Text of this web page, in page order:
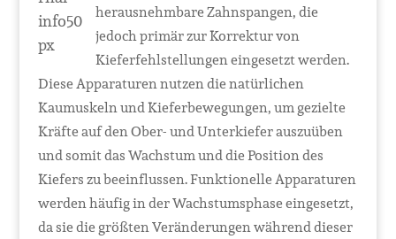
herausnehmbare Zahnspangen, die
jedoch primär zur Korrektur von
Kieferfehlstellungen eingesetzt werden.
Diese Apparaturen nutzen die natürlichen
Kaumuskeln und Kieferbewegungen, um gezielte
Kräfte auf den Ober- und Unterkiefer auszuüben
und somit das Wachstum und die Position des
Kiefers zu beeinflussen. Funktionelle Apparaturen
werden häufig in der Wachstumsphase eingesetzt,
da sie die größten Veränderungen während dieser